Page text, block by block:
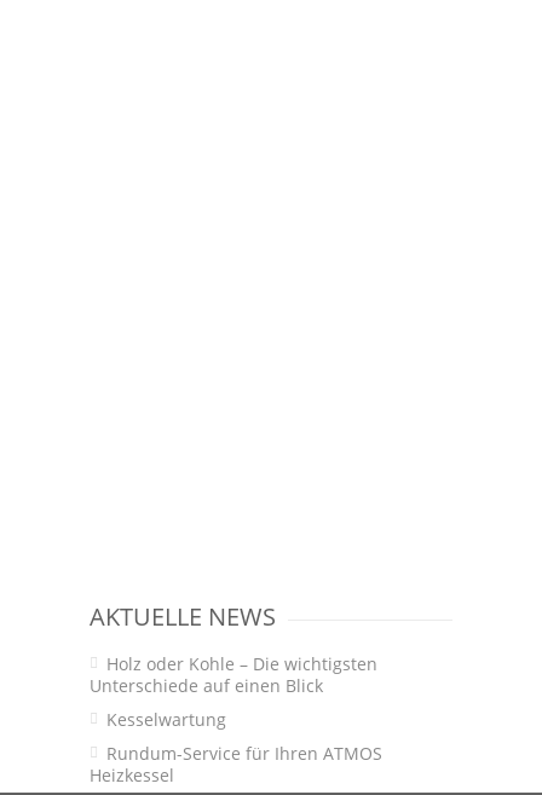
AKTUELLE NEWS
Holz oder Kohle – Die wichtigsten
Unterschiede auf einen Blick
Kesselwartung
Rundum-Service für Ihren ATMOS
Heizkessel